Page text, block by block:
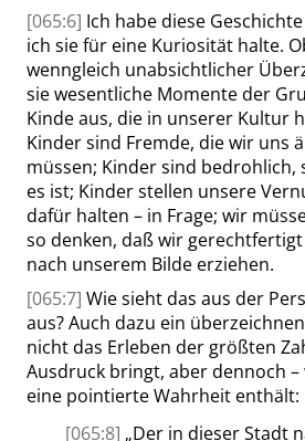
[065:6] Ich habe diese
ich sie für eine Kuriosität halte.
wenngleich unabsichtlicher
sie wesentliche Momente der
Kinde aus, die in unserer Kultur
Kinder sind Fremde, die wir uns
müssen; Kinder sind bedrohlich,
es ist; Kinder stellen unsere
dafür halten – in Frage; wir
so denken, daß wir
nach unserem Bilde erziehen.
[065:7] Wie sieht das aus der
aus? Auch dazu ein
nicht das Erleben der größten
Ausdruck bringt, aber dennoch
eine pointierte Wahrheit enthält:
[065:8] „Der in dieser Stadt